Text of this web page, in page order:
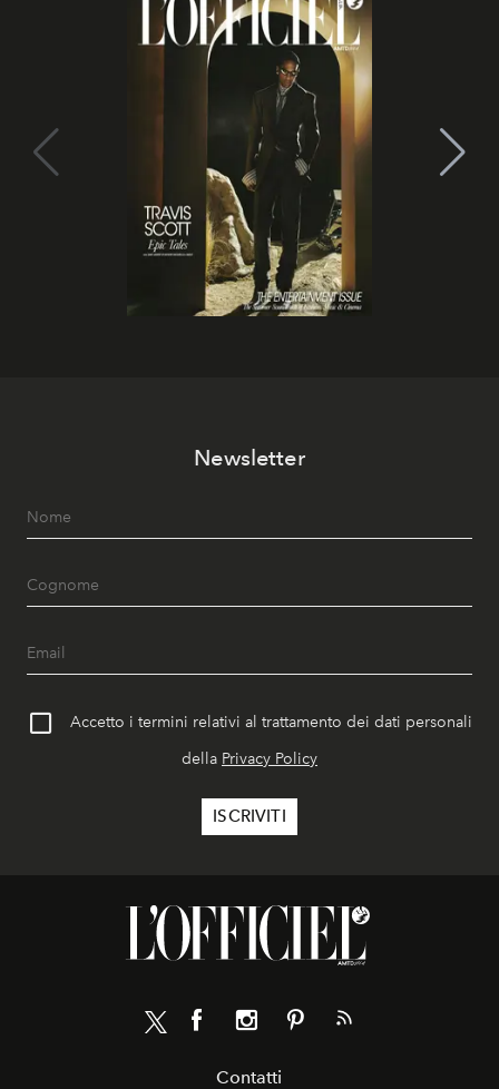
Newsletter
Accetto i termini relativi al trattamento dei dati personali
della Privacy Policy
Contatti